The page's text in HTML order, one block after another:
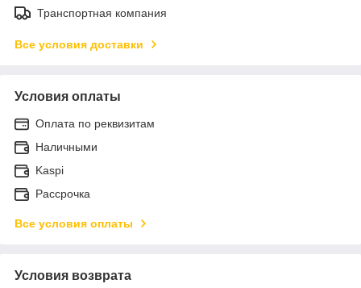
Транспортная компания
Все условия доставки
Условия оплаты
Оплата по реквизитам
Наличными
Kaspi
Рассрочка
Все условия оплаты
Условия возврата